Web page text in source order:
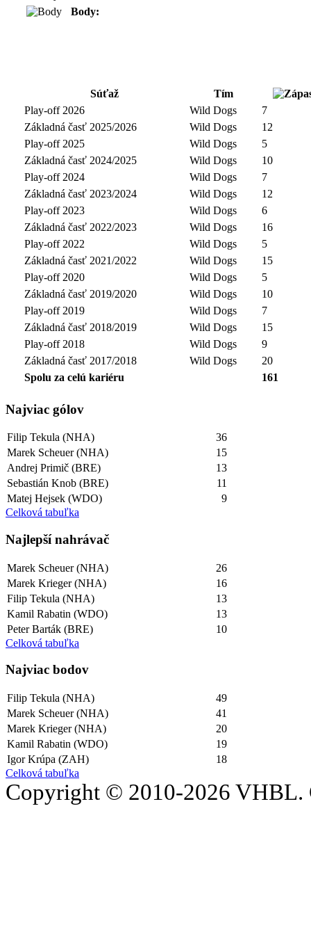
Body:
Súťaž
Tím
Play-off 2026
Wild Dogs
7
Základná časť 2025/2026
Wild Dogs
12
Play-off 2025
Wild Dogs
5
Základná časť 2024/2025
Wild Dogs
10
Play-off 2024
Wild Dogs
7
Základná časť 2023/2024
Wild Dogs
12
Play-off 2023
Wild Dogs
6
Základná časť 2022/2023
Wild Dogs
16
Play-off 2022
Wild Dogs
5
Základná časť 2021/2022
Wild Dogs
15
Play-off 2020
Wild Dogs
5
Základná časť 2019/2020
Wild Dogs
10
Play-off 2019
Wild Dogs
7
Základná časť 2018/2019
Wild Dogs
15
Play-off 2018
Wild Dogs
9
Základná časť 2017/2018
Wild Dogs
20
Spolu za celú kariéru
161
Najviac gólov
Filip Tekula (NHA)
36
Marek Scheuer (NHA)
15
Andrej Primič (BRE)
13
Sebastián Knob (BRE)
11
Matej Hejsek (WDO)
9
Celková tabuľka
Najlepší­ nahrávač
Marek Scheuer (NHA)
26
Marek Krieger (NHA)
16
Filip Tekula (NHA)
13
Kamil Rabatin (WDO)
13
Peter Barták (BRE)
10
Celková tabuľka
Najviac bodov
Filip Tekula (NHA)
49
Marek Scheuer (NHA)
41
Marek Krieger (NHA)
20
Kamil Rabatin (WDO)
19
Igor Krúpa (ZAH)
18
Celková tabuľka
Copyright © 2010-2026 VHBL.